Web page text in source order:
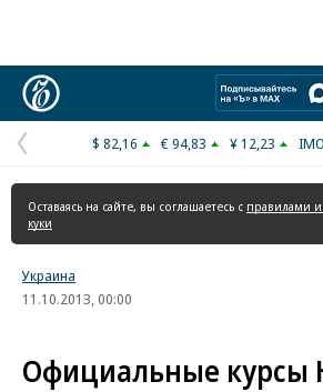
Предыдущая
страница
$ 82,16 € 94,83 ¥ 12,23
Оставаясь на сайте, вы соглашаетесь с правилами
куки
Украина
11.10.2013, 00:00
Официальные курсы